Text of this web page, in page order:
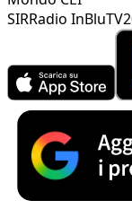
SIRRadio InBlu